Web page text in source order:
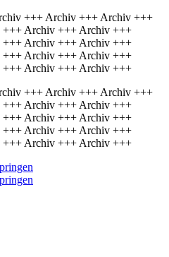
+++ Archiv +++ Archiv +++
Archiv +++ Archiv +++
Archiv +++ Archiv +++
Archiv +++ Archiv +++
Archiv +++ Archiv +++
+++ Archiv +++ Archiv +++
Archiv +++ Archiv +++
Archiv +++ Archiv +++
Archiv +++ Archiv +++
Archiv +++ Archiv +++